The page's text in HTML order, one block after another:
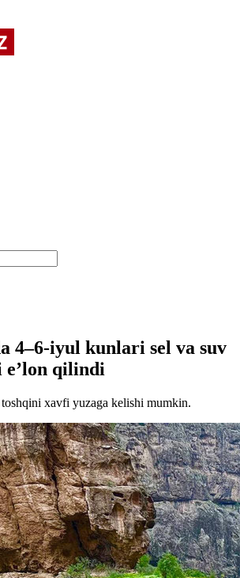
4–6-iyul kunlari sel va suv
qilindi
toshqini xavfi yuzaga kelishi mumkin.